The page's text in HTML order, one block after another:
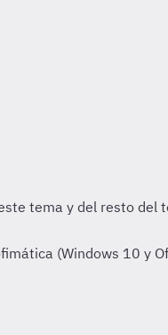
(Windows 10 y